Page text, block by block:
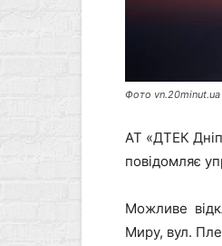
Фото vn.20minut.ua
АТ «ДТЕК
повідомляє
Можливе
Миру, вул.